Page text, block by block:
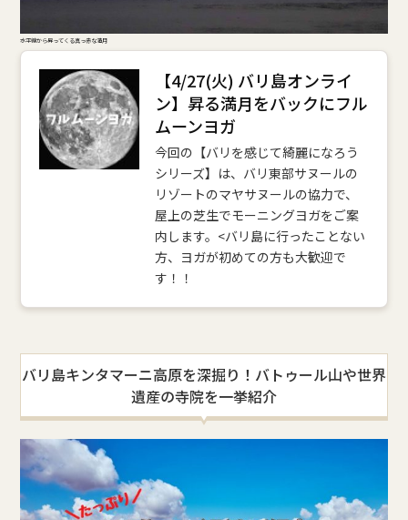
水平線から昇ってくる真っ赤な満月
【4/27(火) バリ島オンライ
ン】昇る満月をバックにフル
ムーンヨガ
今回の【バリを感じて綺麗になろう
シリーズ】は、バリ東部サヌールの
リゾートのマヤサヌールの協力で、
屋上の芝生でモーニングヨガをご案
内します。<バリ島に行ったことない
方、ヨガが初めての方も大歓迎で
す！！
バリ島キンタマーニ高原を深掘り！バトゥール山や世界
遺産の寺院を一挙紹介